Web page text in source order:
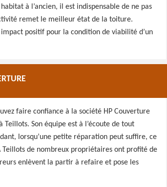
à l’ancien, il est indispensable de ne pas
remet le meilleur état de la toiture.
positif pour la condition de viabilité d’un
faire confiance à la société HP Couverture
Son équipe est à l’écoute de tout
lorsqu’une petite réparation peut suffire, ce
de nombreux propriétaires ont profité de
enlèvent la partir à refaire et pose les